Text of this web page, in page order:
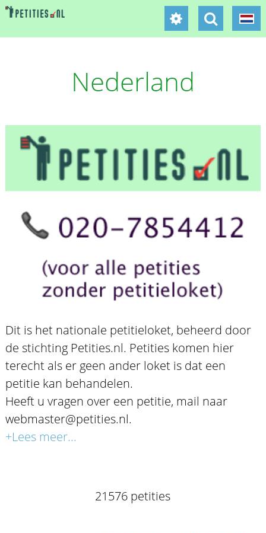
Nederland
Dit is het nationale petitieloket, beheerd door
de stichting Petities.nl. Petities komen hier
terecht als er geen ander loket is dat een
petitie kan behandelen.
Heeft u vragen over een petitie, mail naar
webmaster@petities.nl.
+Lees meer...
21576 petities